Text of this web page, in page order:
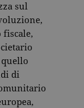
sul
quello
di